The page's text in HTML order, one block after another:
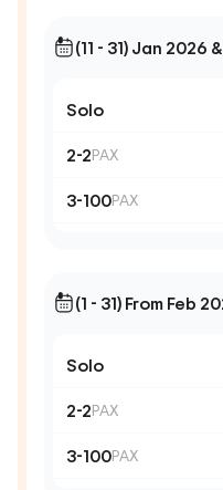
(11 - 31) Jan 2026
Solo
2-2PAX
3-100PAX
(1 - 31) From Feb
Solo
2-2PAX
3-100PAX